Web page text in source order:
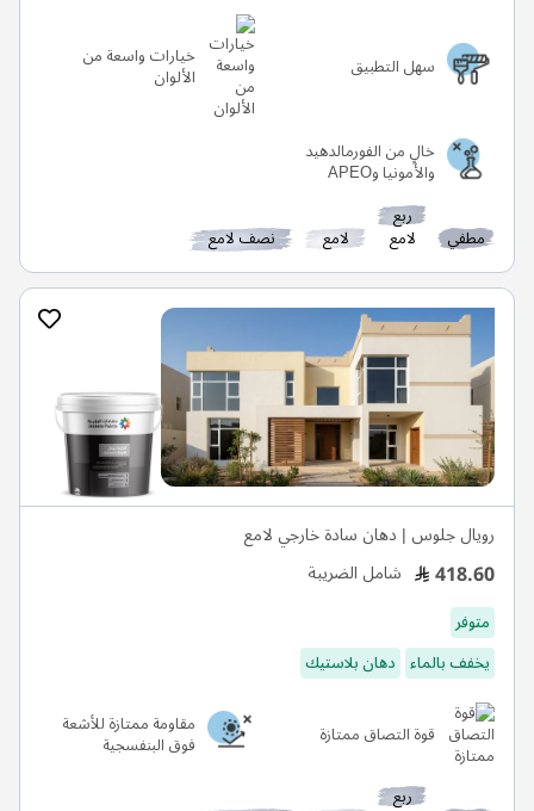
سهل التطبيق خيارات واسعة من
الألوان
خالٍ من الفورمالدهيد
والأمونيا وAPEO
مطفي
ربع
لامع لامع نصف لامع
رويال جلوس | دهان سادة خارجي لامع
418.60 شامل الضريبة
متوفر
يخفف بالماء دهان بلاستيك
قوة التصاق ممتازة مقاومة ممتازة للأشعة
فوق البنفسجية
ربع